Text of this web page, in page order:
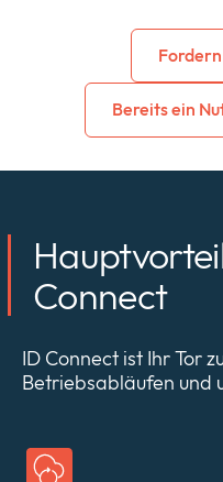
Bereits ein
Connect
ID Connect ist Ihr Tor
Betriebsabläufen und